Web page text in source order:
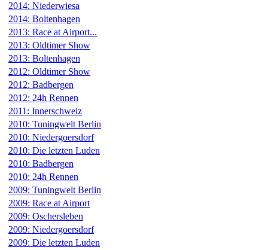
2014: Niederwiesa
2014: Boltenhagen
2013: Race at Airport...
2013: Oldtimer Show
2013: Boltenhagen
2012: Oldtimer Show
2012: Badbergen
2012: 24h Rennen
2011: Innerschweiz
2010: Tuningwelt Berlin
2010: Niedergoersdorf
2010: Die letzten Luden
2010: Badbergen
2010: 24h Rennen
2009: Tuningwelt Berlin
2009: Race at Airport
2009: Oschersleben
2009: Niedergoersdorf
2009: Die letzten Luden